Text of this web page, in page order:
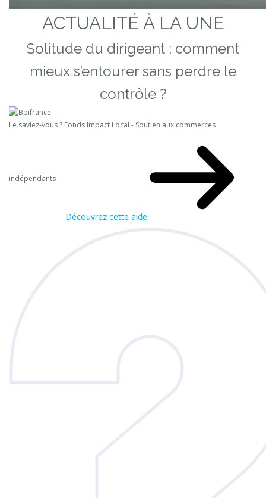
ACTUALITÉ À LA UNE
Solitude du dirigeant : comment
mieux s’entourer sans perdre le
contrôle ?
Le saviez-vous ? Fonds Impact Local - Soutien aux commerces
indépendants
Découvrez cette aide